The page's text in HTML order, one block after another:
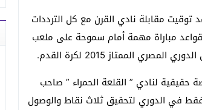
توقيت مقابلة نادي القرن مع كل الترددات
مباراة مهمة أمام سموحة على ملعب
الممتاز 2015 لكرة القدم.
لنادي ” القلعة الحمراء ” صاحب
9 نقاط بعد أن لعب 4 مباريات فقط في الدوري لتحقيق ثلاث نقاط والوصول